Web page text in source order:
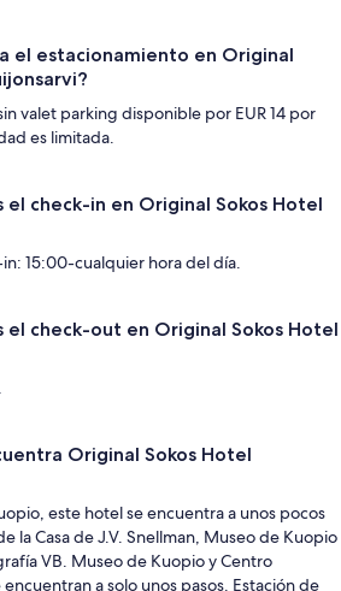
el estacionamiento en Original
valet parking disponible por EUR 14 por
es limitada.
el check-in en Original Sokos Hotel
15:00-cualquier hora del día.
el check-out en Original Sokos Hotel
Original Sokos Hotel
este hotel se encuentra a unos pocos
la Casa de J.V. Snellman, Museo de Kuopio
VB. Museo de Kuopio y Centro
a solo unos pasos. Estación de